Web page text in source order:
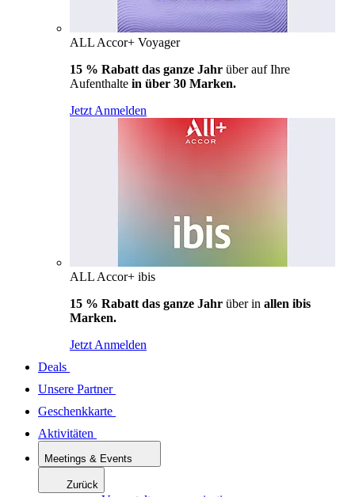
ALL Accor+ Voyager
15 % Rabatt das ganze Jahr über auf Ihre
Aufenthalte in über 30 Marken.
Jetzt Anmelden
ALL Accor+ ibis
15 % Rabatt das ganze Jahr über in allen ibis
Marken.
Jetzt Anmelden
Deals
Unsere Partner
Geschenkkarte
Aktivitäten
Meetings & Events
Zurück